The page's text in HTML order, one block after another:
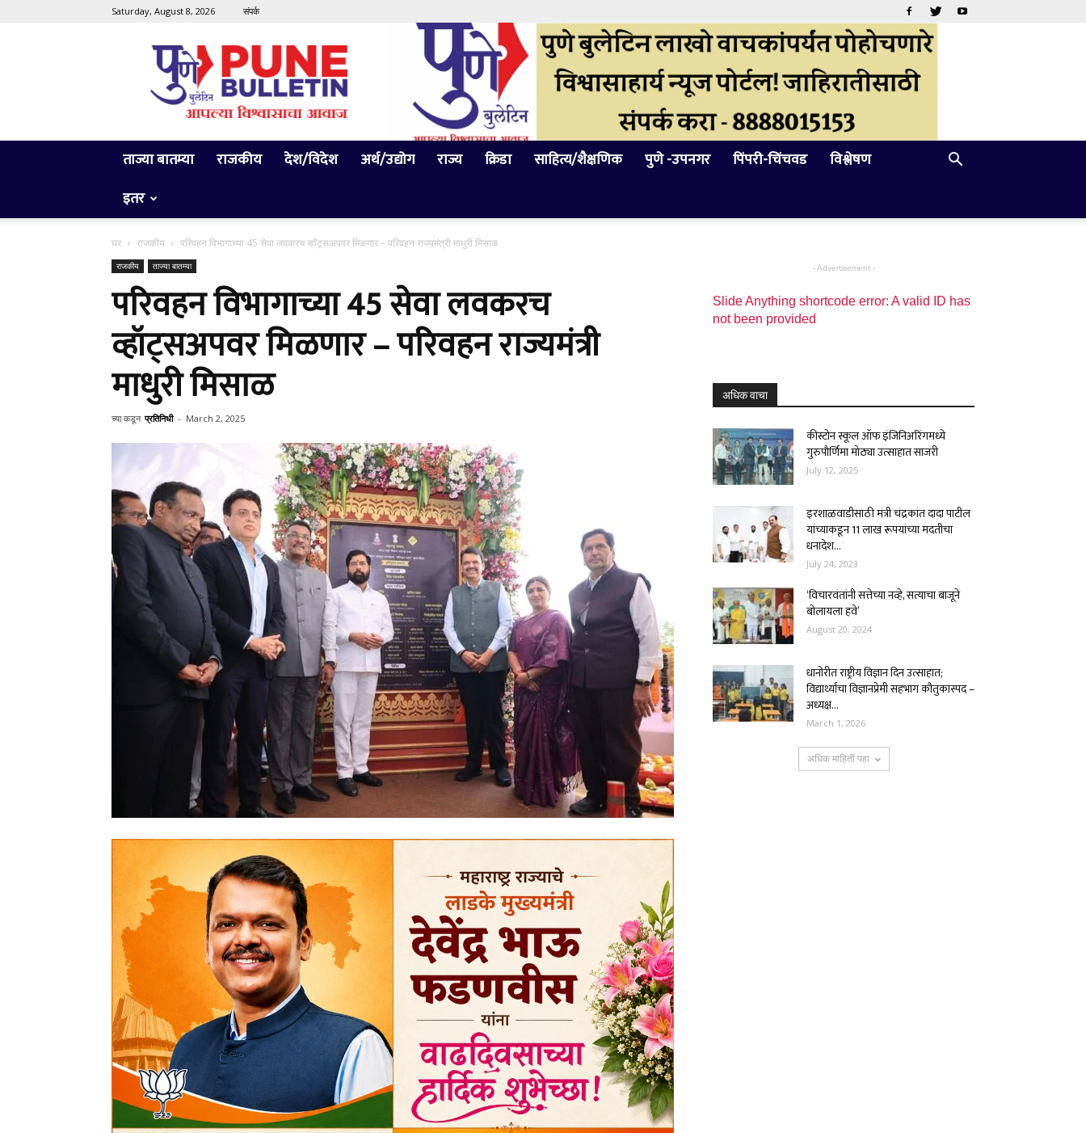
Saturday, August 8, 2026 संपर्क
Pune
Bulletin
ताज्या बातम्या राजकीय देश/विदेश अर्थ/उद्योग राज्य क्रिडा साहित्य/शैक्षणिक पुणे -उपनगर पिंपरी-चिंचवड
विश्लेषण
इतर
घर राजकीय परिवहन विभागाच्या 45 सेवा लवकरच व्हॉट्सअपवर मिळणार – परिवहन राज्यमंत्री माधुरी मिसाळ
राजकीय ताज्या बातम्या
परिवहन विभागाच्या 45 सेवा लवकरच
व्हॉट्सअपवर मिळणार – परिवहन राज्यमंत्री
माधुरी मिसाळ
च्या कडून प्रतिनिधी - March 2, 2025
- Advertisement -
Slide Anything shortcode error: A valid ID has
not been provided
अधिक वाचा
कीस्टोन स्कूल ऑफ इंजिनिअरिंगमध्ये
गुरुपौर्णिमा मोठ्या उत्साहात साजरी
July 12, 2025
इरशाळवाडीसाठी मंत्री चंद्रकांत दादा पाटील
यांच्याकडून 11 लाख रूपयांच्या मदतीचा
धनादेश...
July 24, 2023
‘विचारवंतांनी सत्तेच्या नव्हे, सत्याचा बाजूने
बोलायला हवे’
August 20, 2024
धानोरीत राष्ट्रीय विज्ञान दिन उत्साहात;
विद्यार्थ्यांचा विज्ञानप्रेमी सहभाग कौतुकास्पद –
अध्यक्ष...
March 1, 2026
अधिक माहिती पहा